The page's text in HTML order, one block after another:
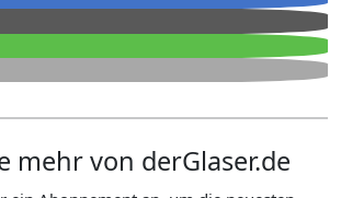
mehr von derGlaser.de